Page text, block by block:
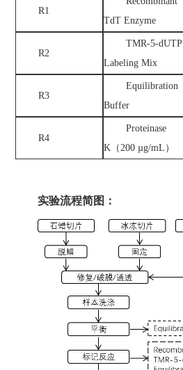
R1
TdT Enzyme
R2
TMR-5-dUTP
Labeling Mix
R3
Equilibration
Buffer
R4
Proteinase
K（200 µg/mL）
实验流程简图：